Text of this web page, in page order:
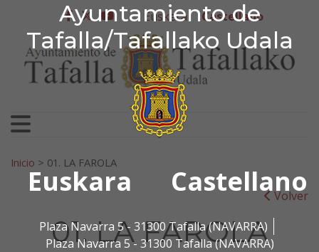
Ayuntamiento de
Tafalla/Tafallako Udala
Euskara Castellano
Plaza Navarra 5 - 31300 Tafalla (NAVARRA)
Plaza Navarra 5 - 31300 Tafalla (NAVARRA)
Ir al contenido
Ayuntamiento de
facebook
twitter
youtube
Euskera Castellano
Search for:
Inicio > 01. LA FAROLA
Volver
01. LA FAROLA